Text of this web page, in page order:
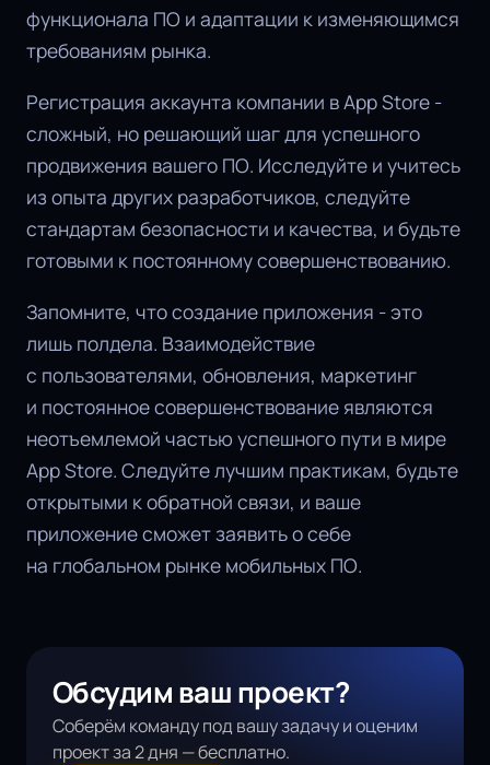
функционала ПО и адаптации к изменяющимся
требованиям рынка.
Регистрация аккаунта компании в App Store -
сложный, но решающий шаг для успешного
продвижения вашего ПО. Исследуйте и учитесь
из опыта других разработчиков, следуйте
стандартам безопасности и качества, и будьте
готовыми к постоянному совершенствованию.
Запомните, что создание приложения - это
лишь полдела. Взаимодействие
с пользователями, обновления, маркетинг
и постоянное совершенствование являются
неотъемлемой частью успешного пути в мире
App Store. Следуйте лучшим практикам, будьте
открытыми к обратной связи, и ваше
приложение сможет заявить о себе
на глобальном рынке мобильных ПО.
Обсудим ваш проект?
Соберём команду под вашу задачу и оценим
проект за 2 дня — бесплатно.